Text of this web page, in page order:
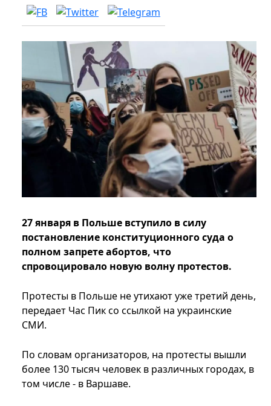
27 января в Польше вступило в силу
постановление конституционного суда о
полном запрете абортов, что
спровоцировало новую волну протестов.
Протесты в Польше не утихают уже третий день,
передает Час Пик со ссылкой на украинские
СМИ.
По словам организаторов, на протесты вышли
более 130 тысяч человек в различных городах, в
том числе - в Варшаве.